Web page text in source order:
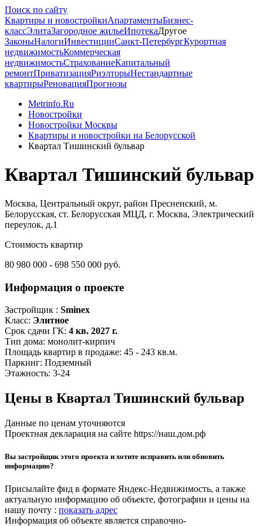
Поиск по сайту
Квартиры и новостройкиАпартаментыБизнес-
классЭлитаЗагородное жильеИпотекаДругое
ЗаконыНалогиИнвестицииСанкт-ПетербургКурортная
недвижимостьКоммерческая
недвижимостьСтрахованиеКапитальный
ремонтПриватизацияРиэлторыНестандартные
квартирыРеновацияПрогнозы
Metrinfo.Ru
Новостройки
Новостройки Москвы
Квартиры и новостройки на Белорусской
Квартал Тишинский бульвар
Квартал Тишинский бульвар
Москва, Центральный округ, район Пресненский, м.
Белорусская, ст. Белорусская МЦД, г. Москва, Электрический
переулок, д.1
Стоимость квартир
80 980 000 - 698 550 000 руб.
Информация о проекте
Застройщик : Sminex
Класс: Элитное
Срок сдачи ГК: 4 кв. 2027 г.
Тип дома: монолит-кирпич
Площадь квартир в продаже: 45 - 243 кв.м.
Паркинг: Подземный
Этажность: 3-24
Цены в Квартал Тишинский бульвар
Данные по ценам уточняются
Проектная декларация на сайте https://наш.дом.рф
Вы застройщик этого проекта и хотите исправить или обновить
информацию?
Присылайте фид в формате Яндекс-Недвижимость, а также
актуальную информацию об объекте, фотографии и цены на
нашу почту : показать адрес
Информация об объекте является справочно-